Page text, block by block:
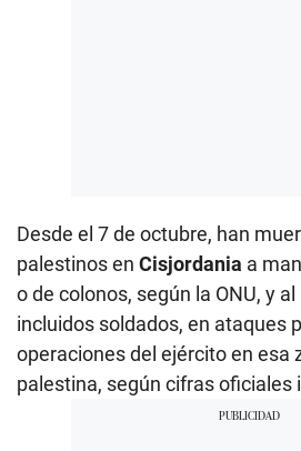
Desde el 7 de octubre, han
palestinos en Cisjordania a
o de colonos, según la ONU, y
incluidos soldados, en ataques
operaciones del ejército en esa
palestina, según cifras oficiales